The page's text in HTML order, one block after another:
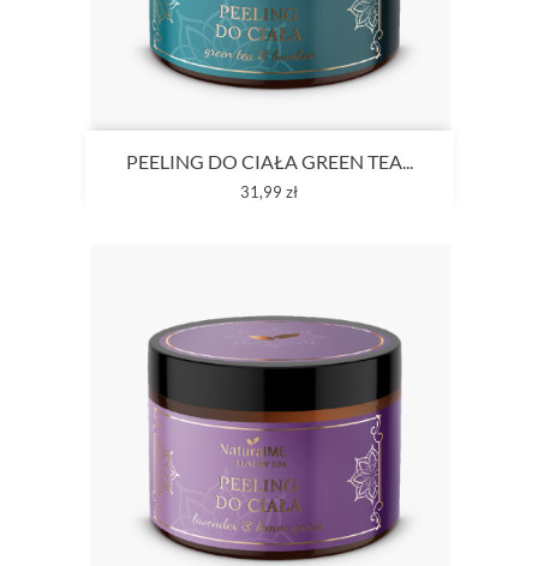
PEELING DO CIAŁA GREEN TEA...
Cena
31,99 zł